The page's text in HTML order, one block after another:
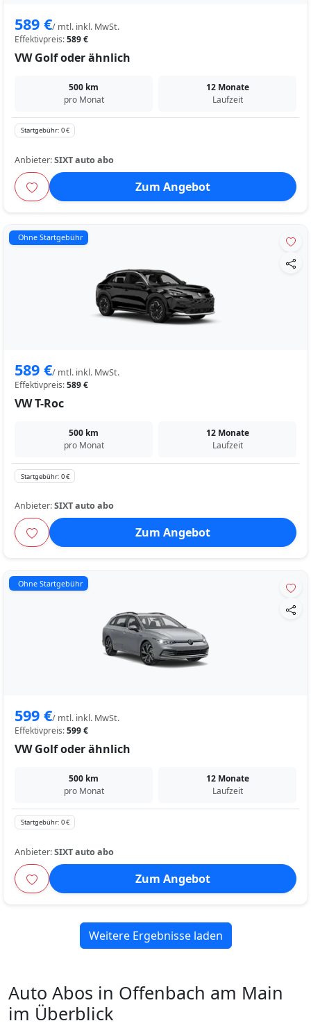
589 €/ mtl. inkl. MwSt.
Effektivpreis:589 €
VW Golf oder ähnlich
500 km
pro Monat
12 Monate
Laufzeit
Startgebühr: 0 €
Anbieter:SIXT auto abo
Zum Angebot
Ohne Startgebühr
589 €/ mtl. inkl. MwSt.
Effektivpreis:589 €
VW T-Roc
500 km
pro Monat
12 Monate
Laufzeit
Startgebühr: 0 €
Anbieter:SIXT auto abo
Zum Angebot
Ohne Startgebühr
599 €/ mtl. inkl. MwSt.
Effektivpreis:599 €
VW Golf oder ähnlich
500 km
pro Monat
12 Monate
Laufzeit
Startgebühr: 0 €
Anbieter:SIXT auto abo
Zum Angebot
Weitere Ergebnisse laden
Auto Abos in Offenbach am Main
im Überblick